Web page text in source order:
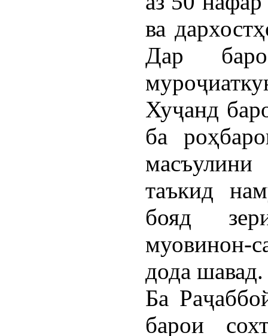
ва
Дар
Хуҷанд
ба
таъкид
бояд
муовинон-
дода шавад.
Ба
барои